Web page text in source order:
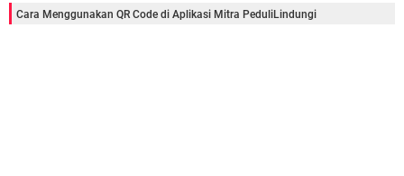
Cara Menggunakan QR Code di Aplikasi Mitra PeduliLindungi